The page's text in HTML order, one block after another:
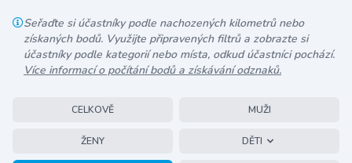
Seřaďte si účastníky podle nachozených kilometrů nebo
získaných bodů. Využijte připravených filtrů a zobrazte si
účastníky podle kategorií nebo místa, odkud účastníci pochází.
Více informací o počítání bodů a získávání odznaků.
CELKOVĚ MUŽI
ŽENY DĚTI